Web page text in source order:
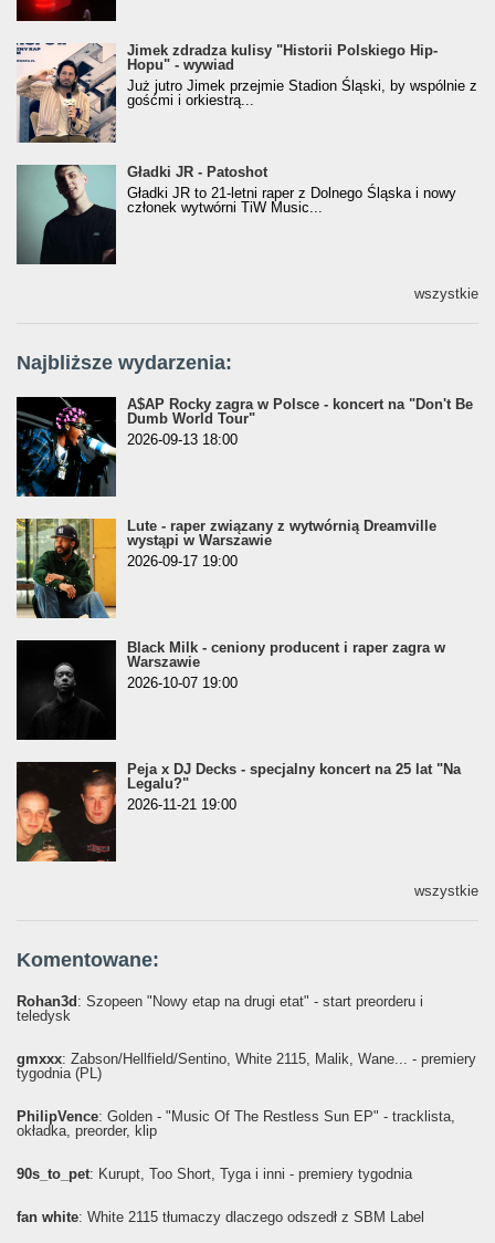
Jimek zdradza kulisy "Historii Polskiego Hip-
Hopu" - wywiad
Jimek zdradza kulisy "Historii Polskiego Hip-
Hopu" - wywiad
Już jutro Jimek przejmie Stadion Śląski, by wspólnie z
gośćmi i orkiestrą...
Gładki JR - Patoshot
Gładki JR - Patoshot
Gładki JR to 21-letni raper z Dolnego Śląska i nowy
członek wytwórni TiW Music...
wszystkie
Najbliższe wydarzenia:
A$AP Rocky zagra w Polsce - koncert na "Don't Be
Dumb World Tour"
2026-09-13 18:00
Lute - raper związany z wytwórnią Dreamville
wystąpi w Warszawie
2026-09-17 19:00
Black Milk - ceniony producent i raper zagra w
Warszawie
2026-10-07 19:00
Peja x DJ Decks - specjalny koncert na 25 lat "Na
Legalu?"
2026-11-21 19:00
wszystkie
Komentowane:
Rohan3d : Szopeen "Nowy etap na drugi etat" - start preorderu i
teledysk
gmxxx: Żabson/Hellfield/Sentino, White 2115, Malik, Wane... - premiery
tygodnia (PL)
PhilipVence: Golden - "Music Of The Restless Sun EP" - tracklista,
okładka, preorder, klip
90s_to_pet: Kurupt, Too Short, Tyga i inni - premiery tygodnia
fan white: White 2115 tłumaczy dlaczego odszedł z SBM Label